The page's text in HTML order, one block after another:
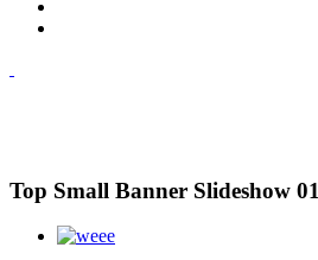
Top Small Banner Slideshow 01